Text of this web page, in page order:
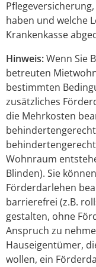
haben und welche
Krankenkasse
Hinweis:Wenn Sie
betreuten
bestimmten
zusätzliches
die Mehrkosten
Wohnraum
Blinden). Sie
Förderdarlehen
barrierefrei (z.B.
gestalten, ohne
Anspruch zu
Hauseigentümer,
wollen, ein